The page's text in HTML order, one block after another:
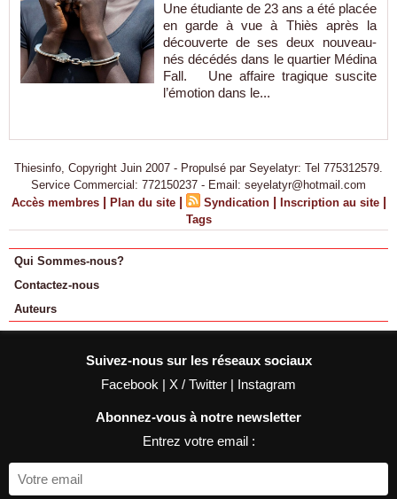
Une étudiante de 23 ans a été placée
en garde à vue à Thiès après la
découverte de ses deux nouveau-
nés décédés dans le quartier Médina
Fall. Une affaire tragique suscite
l’émotion dans le...
Thiesinfo, Copyright Juin 2007 - Propulsé par Seyelatyr: Tel 775312579.
Service Commercial: 772150237 - Email: seyelatyr@hotmail.com
Accès membres | Plan du site | Syndication | Inscription au site |
Tags
Qui Sommes-nous?
Contactez-nous
Auteurs
Suivez-nous sur les réseaux sociaux
Facebook | X / Twitter | Instagram
Abonnez-vous à notre newsletter
Entrez votre email :